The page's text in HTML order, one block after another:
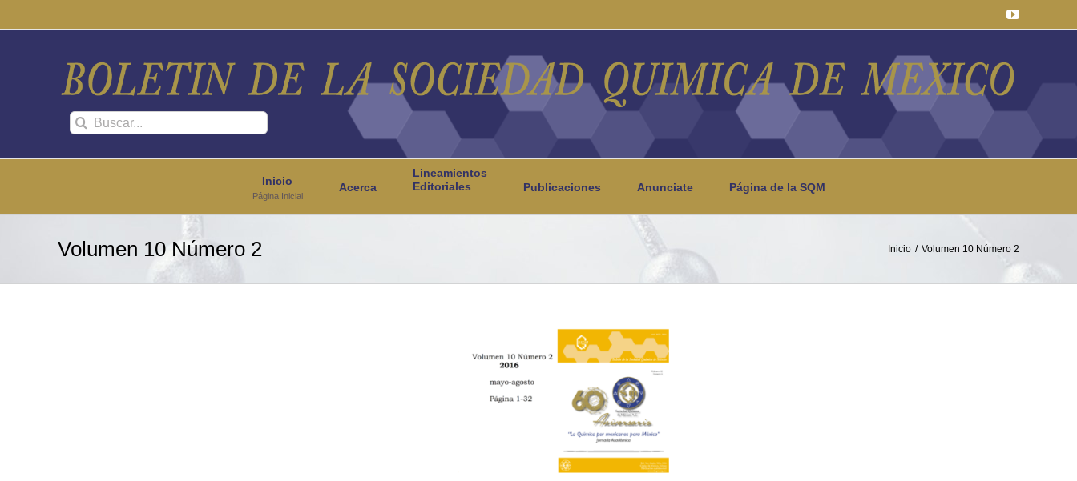
YouTube
Buscar:
Inicio
Página Inicial
Acerca
Lineamientos
Editoriales
Publicaciones Anunciate Página de la SQM
Volumen 10 Número 2 Inicio Volumen 10 Número 2